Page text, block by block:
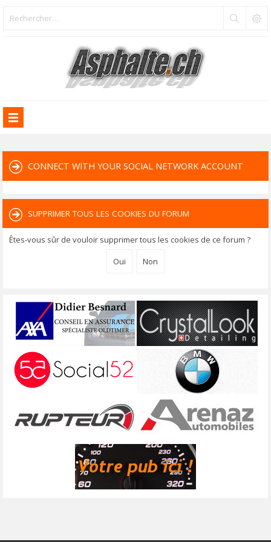
CONNECT WITH YOUR SOCIAL NETWORK ACCOUNT
SUPPRIMER TOUS LES COOKIES DU FORUM
Êtes-vous sûr de vouloir supprimer tous les cookies de ce forum ?